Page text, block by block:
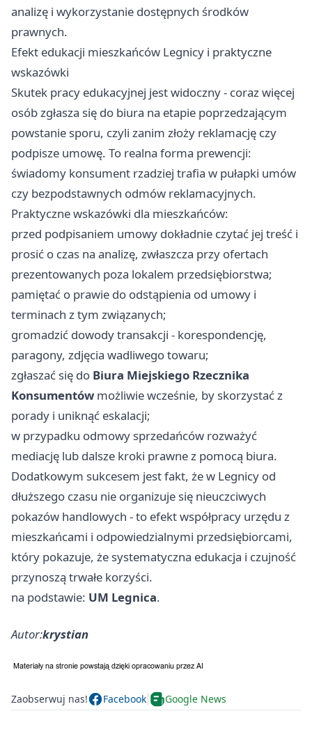
analizę i wykorzystanie dostępnych środków
prawnych.
Efekt edukacji mieszkańców Legnicy i praktyczne
wskazówki
Skutek pracy edukacyjnej jest widoczny - coraz więcej
osób zgłasza się do biura na etapie poprzedzającym
powstanie sporu, czyli zanim złoży reklamację czy
podpisze umowę. To realna forma prewencji:
świadomy konsument rzadziej trafia w pułapki umów
czy bezpodstawnych odmów reklamacyjnych.
Praktyczne wskazówki dla mieszkańców:
przed podpisaniem umowy dokładnie czytać jej treść i
prosić o czas na analizę, zwłaszcza przy ofertach
prezentowanych poza lokalem przedsiębiorstwa;
pamiętać o prawie do odstąpienia od umowy i
terminach z tym związanych;
gromadzić dowody transakcji - korespondencję,
paragony, zdjęcia wadliwego towaru;
zgłaszać się do Biura Miejskiego Rzecznika
Konsumentów możliwie wcześnie, by skorzystać z
porady i uniknąć eskalacji;
w przypadku odmowy sprzedańców rozważyć
mediację lub dalsze kroki prawne z pomocą biura.
Dodatkowym sukcesem jest fakt, że w Legnicy od
dłuższego czasu nie organizuje się nieuczciwych
pokazów handlowych - to efekt współpracy urzędu z
mieszkańcami i odpowiedzialnymi przedsiębiorcami,
który pokazuje, że systematyczna edukacja i czujność
przynoszą trwałe korzyści.
na podstawie: UM Legnica.
Autor:krystian
Zaobserwuj nas! Facebook Google News